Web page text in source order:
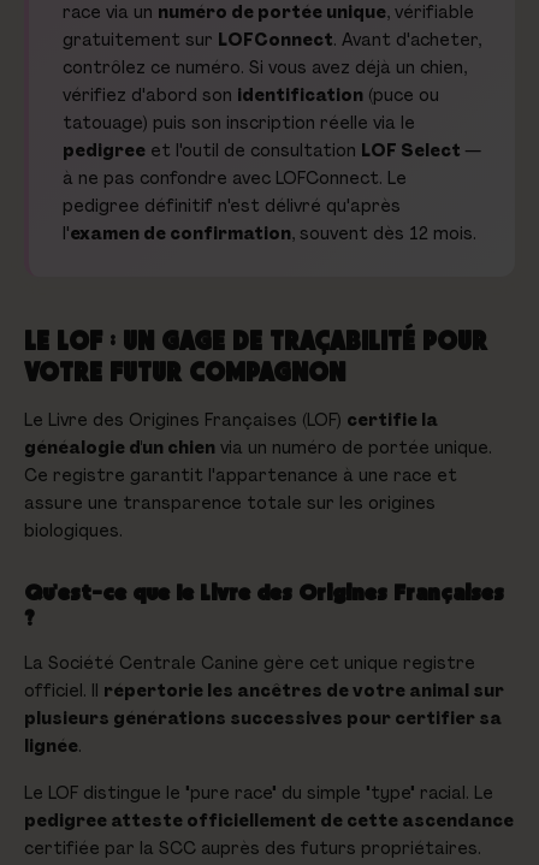
race via un numéro de portée unique, vérifiable
gratuitement sur LOFConnect. Avant d'acheter,
contrôlez ce numéro. Si vous avez déjà un chien,
vérifiez d'abord son identification (puce ou
tatouage) puis son inscription réelle via le
pedigree et l'outil de consultation LOF Select —
à ne pas confondre avec LOFConnect. Le
pedigree définitif n'est délivré qu'après
l'examen de confirmation, souvent dès 12 mois.
LE LOF : UN GAGE DE TRAÇABILITÉ POUR
VOTRE FUTUR COMPAGNON
Le Livre des Origines Françaises (LOF) certifie la
généalogie d'un chien via un numéro de portée unique.
Ce registre garantit l'appartenance à une race et
assure une transparence totale sur les origines
biologiques.
Qu'est-ce que le Livre des Origines Françaises
?
La Société Centrale Canine gère cet unique registre
officiel. Il répertorie les ancêtres de votre animal sur
plusieurs générations successives pour certifier sa
lignée.
Le LOF distingue le "pure race" du simple "type" racial. Le
pedigree atteste officiellement de cette ascendance
certifiée par la SCC auprès des futurs propriétaires.